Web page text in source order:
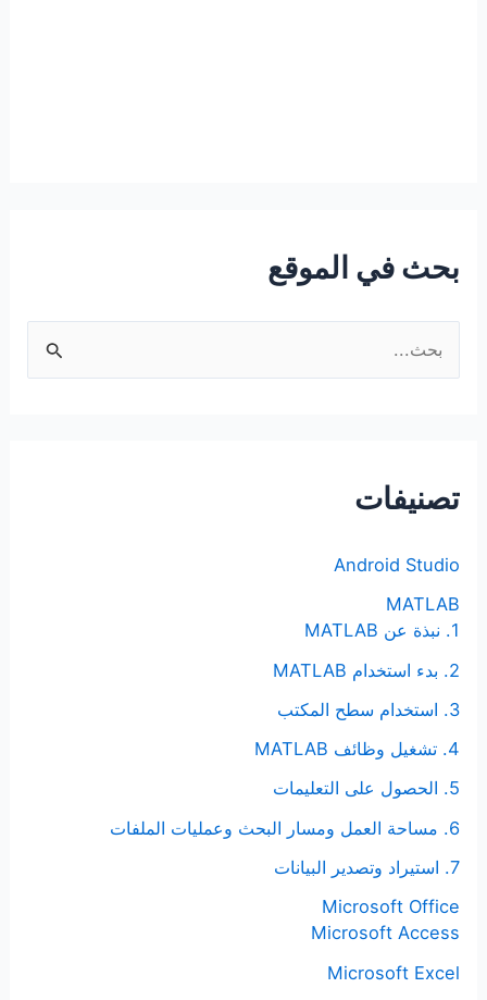
بحث في الموقع
ع
تصنيفات
Android Studio
MATLAB
1. نبذة عن MATLAB
2. بدء استخدام MATLAB
3. استخدام سطح المكتب
4. تشغيل وظائف MATLAB
5. الحصول على التعليمات
6. مساحة العمل ومسار البحث وعمليات الملفات
7. استيراد وتصدير البيانات
Microsoft Office
Microsoft Access
Microsoft Excel